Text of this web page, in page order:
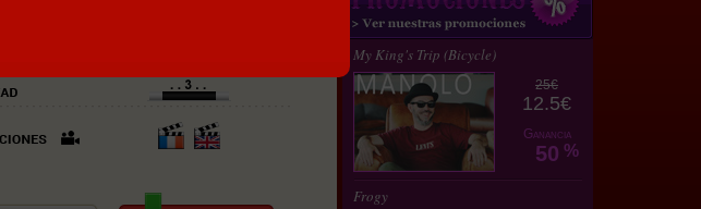
My King's Trip (Bicycle)
25€
12.5€
Ganancia
50 %
Frogy